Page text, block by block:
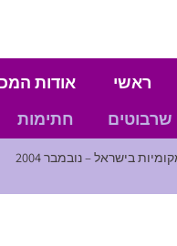
ראשי אודות
שרבוטים
חתימות
בישראל – נובמבר 2004